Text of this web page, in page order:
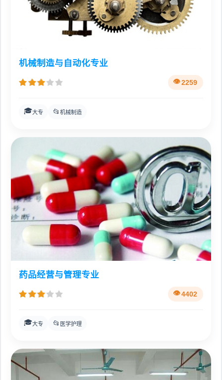
机械制造与自动化专业
2259
🎓大专 📂 机械制造
药品经营与管理专业
4402
🎓大专 📂 医学护理